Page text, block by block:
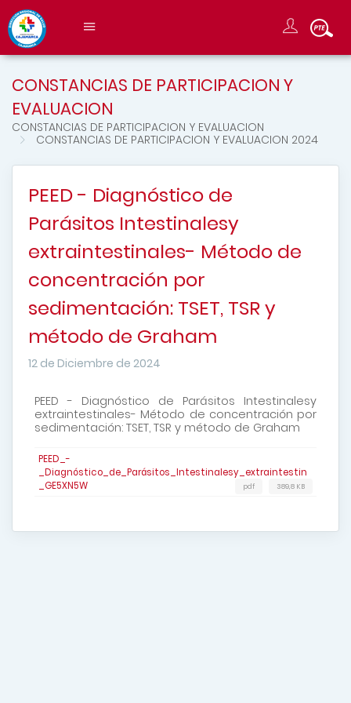
CONSTANCIAS DE PARTICIPACION Y
EVALUACION
CONSTANCIAS DE PARTICIPACION Y EVALUACION
CONSTANCIAS DE PARTICIPACION Y EVALUACION 2024
PEED - Diagnóstico de
Parásitos Intestinalesy
extraintestinales- Método de
concentración por
sedimentación: TSET, TSR y
método de Graham
12 de Diciembre de 2024
PEED - Diagnóstico de Parásitos Intestinalesy
extraintestinales- Método de concentración por
sedimentación: TSET, TSR y método de Graham
PEED_-
_Diagnóstico_de_Parásitos_Intestinalesy_extraintestin
_GE5XN5W
389,8 KB
pdf